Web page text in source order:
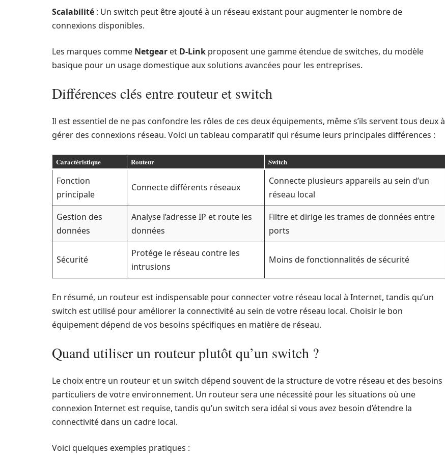
Scalabilité : Un switch peut être ajouté à un réseau existant pour augmenter le nombre de
connexions disponibles.
Les marques comme Netgear et D-Link proposent une gamme étendue de switches, du modèle
basique pour un usage domestique aux solutions avancées pour les entreprises.
Différences clés entre routeur et switch
Il est essentiel de ne pas confondre les rôles de ces deux équipements, même s’ils servent tous deux à
gérer des connexions réseau. Voici un tableau comparatif qui résume leurs principales différences :
Caractéristique Routeur Switch
Fonction
principale
Connecte différents réseaux
Connecte plusieurs appareils au sein d’un
réseau local
Gestion des
données
Analyse l’adresse IP et route les
données
Filtre et dirige les trames de données entre
ports
Sécurité
Protége le réseau contre les
intrusions
Moins de fonctionnalités de sécurité
En résumé, un routeur est indispensable pour connecter votre réseau local à Internet, tandis qu’un
switch est utilisé pour améliorer la connectivité au sein de votre réseau local. Choisir le bon
équipement dépend de vos besoins spécifiques en matière de réseau.
Quand utiliser un routeur plutôt qu’un switch ?
Le choix entre un routeur et un switch dépend souvent de la structure de votre réseau et des besoins
particuliers de votre environnement. Un routeur sera une nécessité pour les situations où une
connexion Internet est requise, tandis qu’un switch sera idéal si vous avez besoin d’étendre la
connectivité dans un cadre local.
Voici quelques exemples pratiques :